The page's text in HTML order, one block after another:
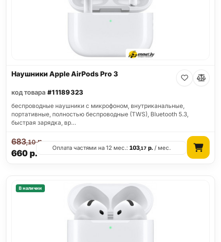
Наушники Apple AirPods Pro 3
код товара #11189323
беспроводные наушники с микрофоном, внутриканальные,
портативные, полностью беспроводные (TWS), Bluetooth 5.3,
быстрая зарядка, вр…
660р.
683,10р.
Оплата частями на 12 мес.: 103,17 р. / мес.
В наличии